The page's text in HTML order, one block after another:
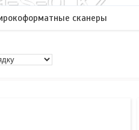
сканеры